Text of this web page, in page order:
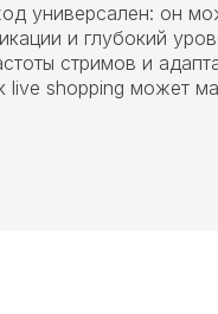
универсален: он
и глубокий
стримов и
live shopping может